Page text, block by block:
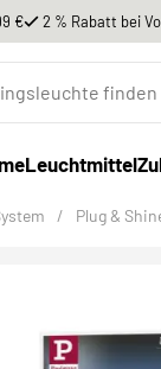
€ 2 % Rabatt bei
Leuchtmittel
/ Plug &